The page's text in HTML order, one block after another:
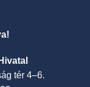
tér 4–6.